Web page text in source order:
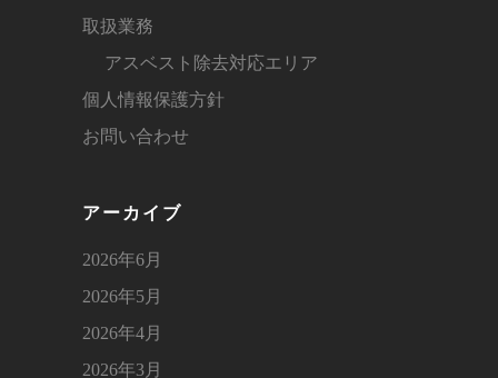
取扱業務
アスベスト除去対応エリア
個人情報保護方針
お問い合わせ
アーカイブ
2026年6月
2026年5月
2026年4月
2026年3月